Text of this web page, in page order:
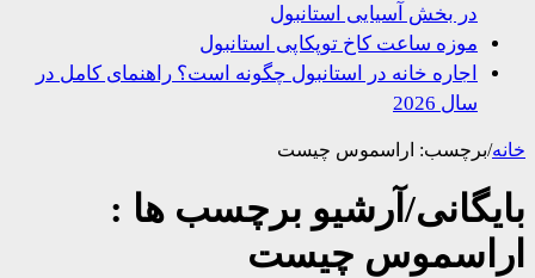
در بخش آسیایی استانبول
موزه ساعت کاخ توپکاپی استانبول
اجاره خانه در استانبول چگونه است؟ راهنمای کامل در
سال 2026
برچسب:اراسموس چیست
آرشیو برچسب ها :
چیست